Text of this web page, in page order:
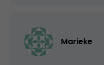
Marieke